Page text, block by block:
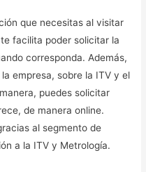
que necesitas al visitar
facilita poder solicitar la
corresponda. Además,
empresa, sobre la ITV y el
puedes solicitar
de manera online.
al segmento de
a la ITV y Metrología.